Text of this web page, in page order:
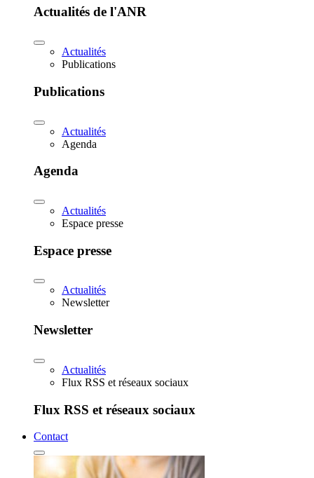
Actualités de l'ANR
Actualités
Publications
Publications
Actualités
Agenda
Agenda
Actualités
Espace presse
Espace presse
Actualités
Newsletter
Newsletter
Actualités
Flux RSS et réseaux sociaux
Flux RSS et réseaux sociaux
Contact